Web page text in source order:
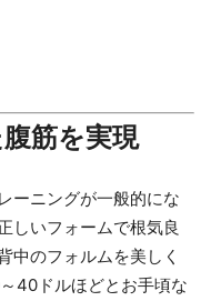
筋を実現
ーニングが一般的にな
しいフォームで根気良
中のフォルムを美しく
40ドルほどとお手頃な